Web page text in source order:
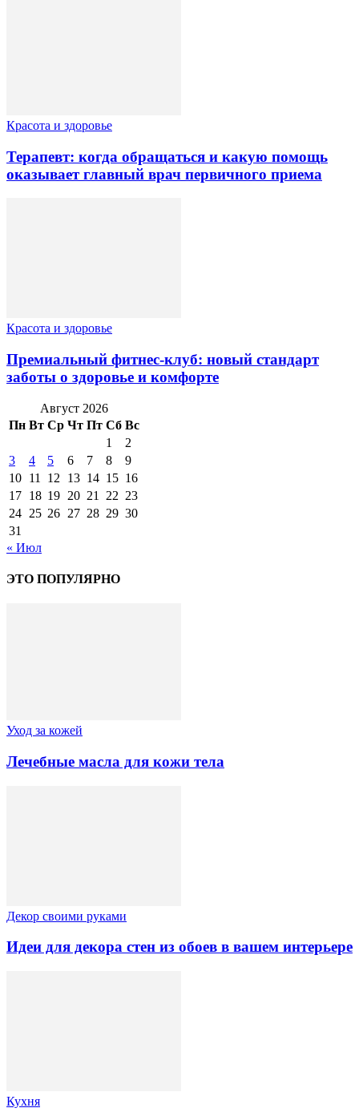
Красота и здоровье
Терапевт: когда обращаться и какую помощь
оказывает главный врач первичного приема
Красота и здоровье
Премиальный фитнес-клуб: новый стандарт
заботы о здоровье и комфорте
Август 2026
Пн Вт Ср Чт Пт Сб Вс
1
2
3
4 5 6 7 8
9
10 11 12 13 14 15 16
17 18 19 20 21 22 23
24 25 26 27 28 29 30
31
« Июл
ЭТО ПОПУЛЯРНО
Уход за кожей
Лечебные масла для кожи тела
Декор своими руками
Идеи для декора стен из обоев в вашем интерьере
Кухня